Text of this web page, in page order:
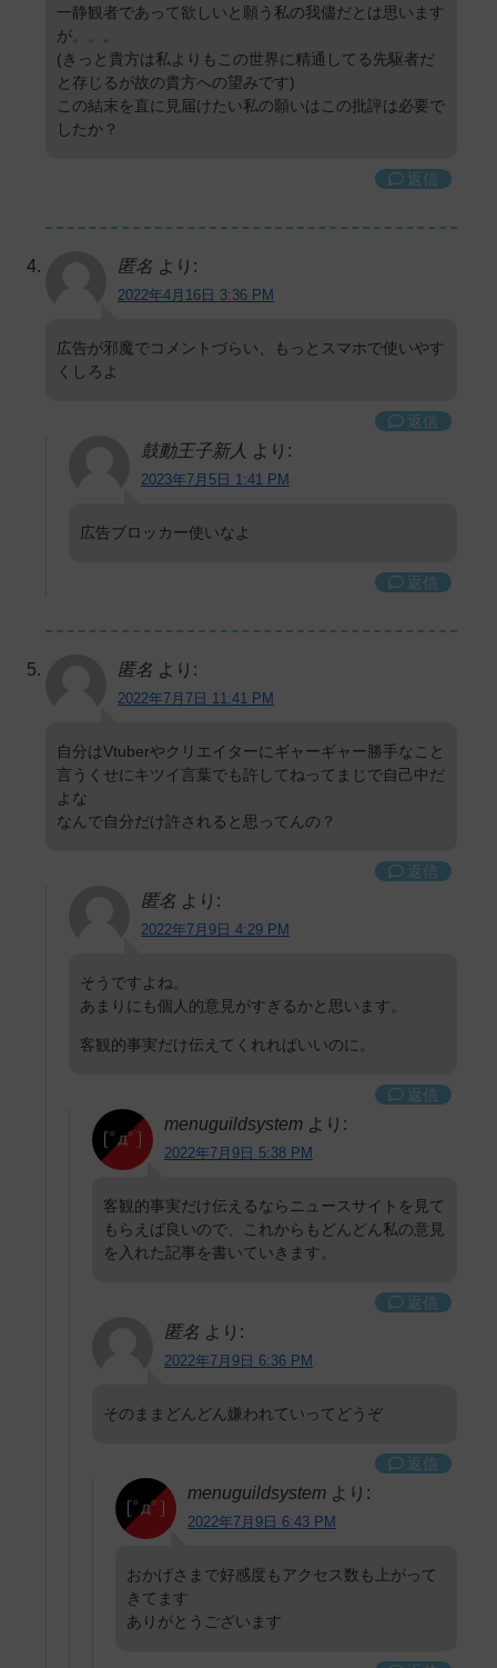
一静観者であって欲しいと願う私の我儘だとは思います
が。。。
(きっと貴方は私よりもこの世界に精通してる先駆者だ
と存じるが故の貴方への望みです)
この結末を直に見届けたい私の願いはこの批評は必要で
したか？
返信
匿名 より:
2022年4月16日 3:36 PM
広告が邪魔でコメントづらい、もっとスマホで使いやす
くしろよ
返信
鼓動王子新人 より:
2023年7月5日 1:41 PM
広告ブロッカー使いなよ
返信
匿名 より:
2022年7月7日 11:41 PM
自分はVtuberやクリエイターにギャーギャー勝手なこと
言うくせにキツイ言葉でも許してねってまじで自己中だ
よな
なんで自分だけ許されると思ってんの？
返信
匿名 より:
2022年7月9日 4:29 PM
そうですよね。
あまりにも個人的意見がすぎるかと思います。
客観的事実だけ伝えてくれればいいのに。
返信
menuguildsystem より:
2022年7月9日 5:38 PM
客観的事実だけ伝えるならニュースサイトを見て
もらえば良いので、これからもどんどん私の意見
を入れた記事を書いていきます。
返信
匿名 より:
2022年7月9日 6:36 PM
そのままどんどん嫌われていってどうぞ
返信
menuguildsystem より:
2022年7月9日 6:43 PM
おかげさまで好感度もアクセス数も上がって
きてます
ありがとうございます